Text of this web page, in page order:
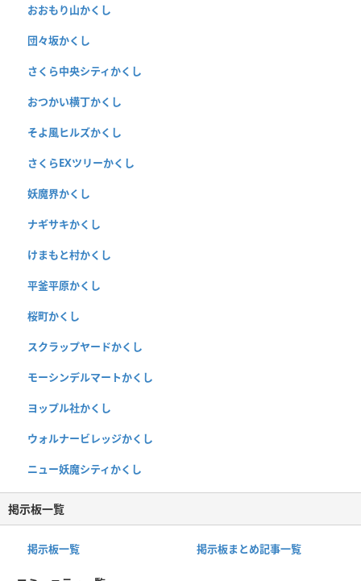
おおもり山かくし
団々坂かくし
さくら中央シティかくし
おつかい横丁かくし
そよ風ヒルズかくし
さくらEXツリーかくし
妖魔界かくし
ナギサキかくし
けまもと村かくし
平釜平原かくし
桜町かくし
スクラップヤードかくし
モーシンデルマートかくし
ヨップル社かくし
ウォルナービレッジかくし
ニュー妖魔シティかくし
掲示板一覧
掲示板一覧 掲示板まとめ記事一覧